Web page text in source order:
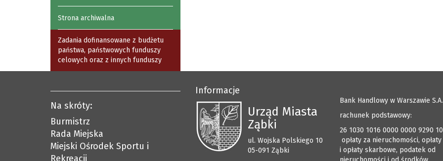
Strona archiwalna
Zadania dofinansowane z budżetu
państwa, państwowych funduszy
celowych oraz z innych funduszy
Na skróty:
Burmistrz
Rada Miejska
Miejski Ośrodek Sportu i
Rekreacji
Informacje
Urząd Miasta
Ząbki
ul. Wojska Polskiego 10
05-091 Ząbki
Bank Handlowy w Warszawie S.A.
rachunek podstawowy:
26 1030 1016 0000 0000 9290
opłaty za nieruchomości,
i opłaty skarbowe, podatek od